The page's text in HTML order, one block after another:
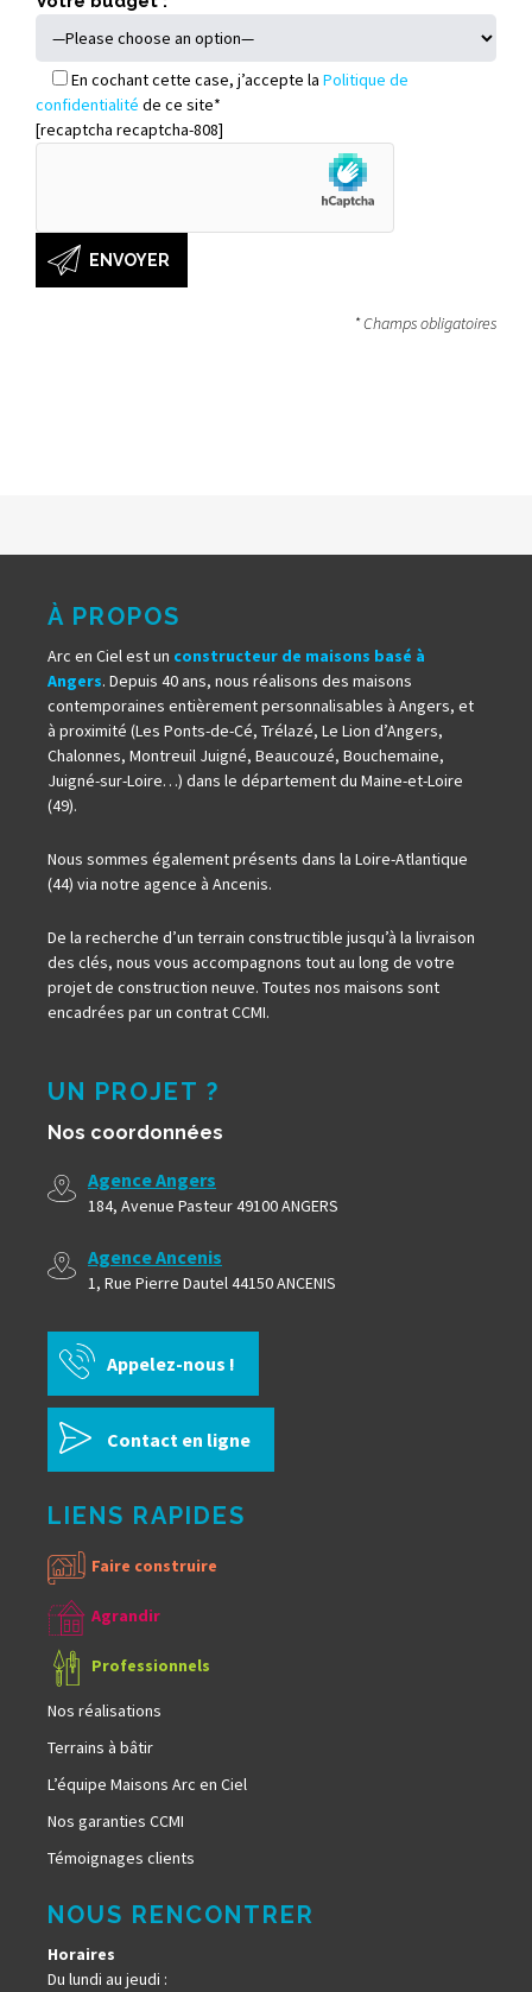
En cochant cette case, j’accepte la Politique de
confidentialité de ce site*
[recaptcha recaptcha-808]
* Champs obligatoires
À PROPOS
Arc en Ciel est un constructeur de maisons basé à
Angers. Depuis 40 ans, nous réalisons des maisons
contemporaines entièrement personnalisables à Angers, et
à proximité (Les Ponts-de-Cé, Trélazé, Le Lion d’Angers,
Chalonnes, Montreuil Juigné, Beaucouzé, Bouchemaine,
Juigné-sur-Loire…) dans le département du Maine-et-Loire
(49).
Nous sommes également présents dans la Loire-Atlantique
(44) via notre agence à Ancenis.
De la recherche d’un terrain constructible jusqu’à la livraison
des clés, nous vous accompagnons tout au long de votre
projet de construction neuve. Toutes nos maisons sont
encadrées par un contrat CCMI.
UN PROJET ?
Nos coordonnées
Agence Angers
184, Avenue Pasteur 49100 ANGERS
Agence Ancenis
1, Rue Pierre Dautel 44150 ANCENIS
Appelez-nous !
Contact en ligne
LIENS RAPIDES
Faire construire
Agrandir
Professionnels
Nos réalisations
Terrains à bâtir
L’équipe Maisons Arc en Ciel
Nos garanties CCMI
Témoignages clients
NOUS RENCONTRER
Horaires
Du lundi au jeudi :